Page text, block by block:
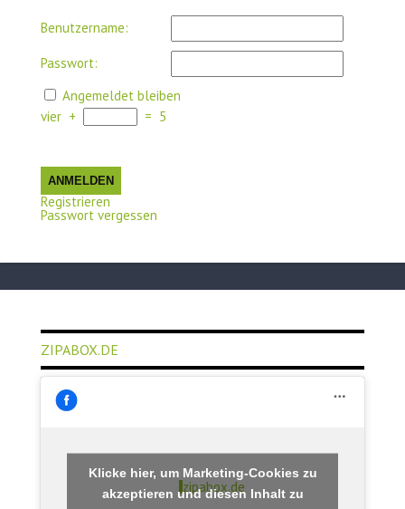
Benutzername:
Passwort:
Angemeldet bleiben
vier + = 5
ANMELDEN
Registrieren
Passwort vergessen
ZIPABOX.DE
zipabox.de
Klicke hier, um Marketing-Cookies zu
akzeptieren und diesen Inhalt zu